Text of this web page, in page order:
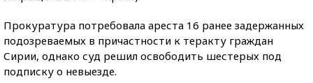
Прокуратура потребовала ареста 16 ранее задержанных
подозреваемых в причастности к теракту граждан
Сирии, однако суд решил освободить шестерых под
подписку о невыезде.